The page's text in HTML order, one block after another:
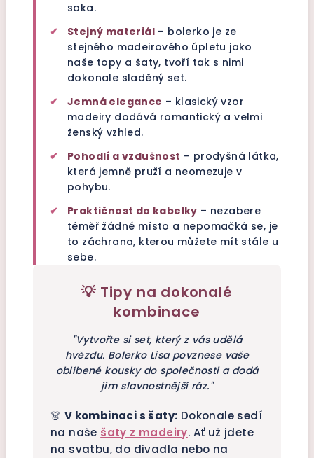
saka.
✔
Stejný materiál – bolerko je ze
stejného madeirového úpletu jako
naše topy a šaty, tvoří tak s nimi
dokonale sladěný set.
✔
Jemná elegance – klasický vzor
madeiry dodává romantický a velmi
ženský vzhled.
✔
Pohodlí a vzdušnost – prodyšná látka,
která jemně pruží a neomezuje v
pohybu.
✔
Praktičnost do kabelky – nezabere
téměř žádné místo a nepomačká se, je
to záchrana, kterou můžete mít stále u
sebe.
💡 Tipy na dokonalé
kombinace
"Vytvořte si set, který z vás udělá
hvězdu. Bolerko Lisa povznese vaše
oblíbené kousky do společnosti a dodá
jim slavnostnější ráz."
👗 V kombinaci s šaty: Dokonale sedí
na naše šaty z madeiry. Ať už jdete
na svatbu, do divadla nebo na